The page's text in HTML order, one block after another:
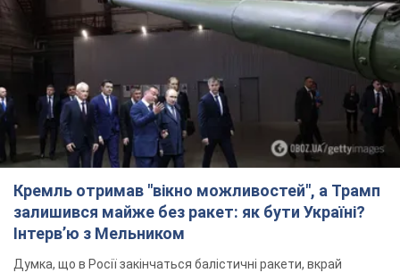
Кремль отримав "вікно можливостей", а Трамп
залишився майже без ракет: як бути Україні?
Інтерв’ю з Мельником
Думка, що в Росії закінчаться балістичні ракети, вкрай